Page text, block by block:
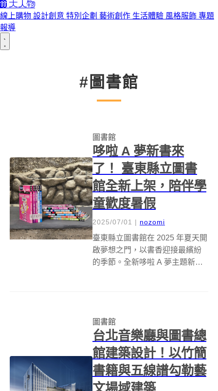
線上購物 設計創意 特別企劃 藝術創作 生活體驗 風格服飾 專題
報導
#圖書館
圖書館
哆啦 A 夢新書來
了！ 臺東縣立圖書
館全新上架，陪伴學
童歡度暑假
2025/07/01 | nozomi
臺東縣立圖書館在 2025 年夏天開
啟夢想之門，以書香迎接最繽紛
的季節。全新哆啦 A 夢主題新書
品，到結合學習與娛樂的各類讀
物，適合...
圖書館
台北音樂廳與圖書總
館建築設計！以竹簡
書籍與五線譜勾勒藝
文場域建築